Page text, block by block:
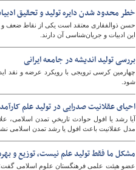
خطر محدود شدن دایره تولید و تحقیق
حسن ذوالفقاری معتقد است یکی از نقاط ضعف و
این ادبیات و جریان‌شناسی آن دارند.
بررسی تولید اندیشه در جامعه ایرانی
چهارمین کرسی ترویجی با رویکرد عرضه و نقد
شود.
احیای عقلانیت صدرایی در تولید علم
آیا رشد یا افول حوادث تاریخیِ تمدن اسلامی،
مدل عقلانیت باعث افول یا رشد تمدن اسلامی
مشکل ما فقط تولید علم نیست، توزیع و
عضو هیئت علمی فرهنگستان علوم اسلامی گفت: